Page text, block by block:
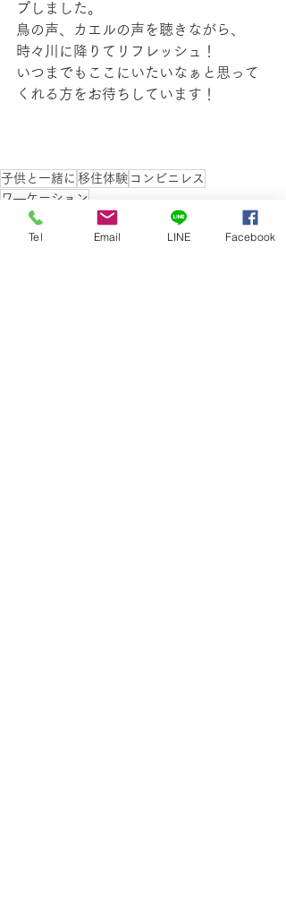
プしました。
鳥の声、カエルの声を聴きながら、
時々川に降りてリフレッシュ！
いつまでもここにいたいなぁと思って
くれる方をお待ちしています！
子供と一緒に 移住体験 コンビニレス
ワ―ケーション
ゲストハウス
Tel Email LINE Facebook